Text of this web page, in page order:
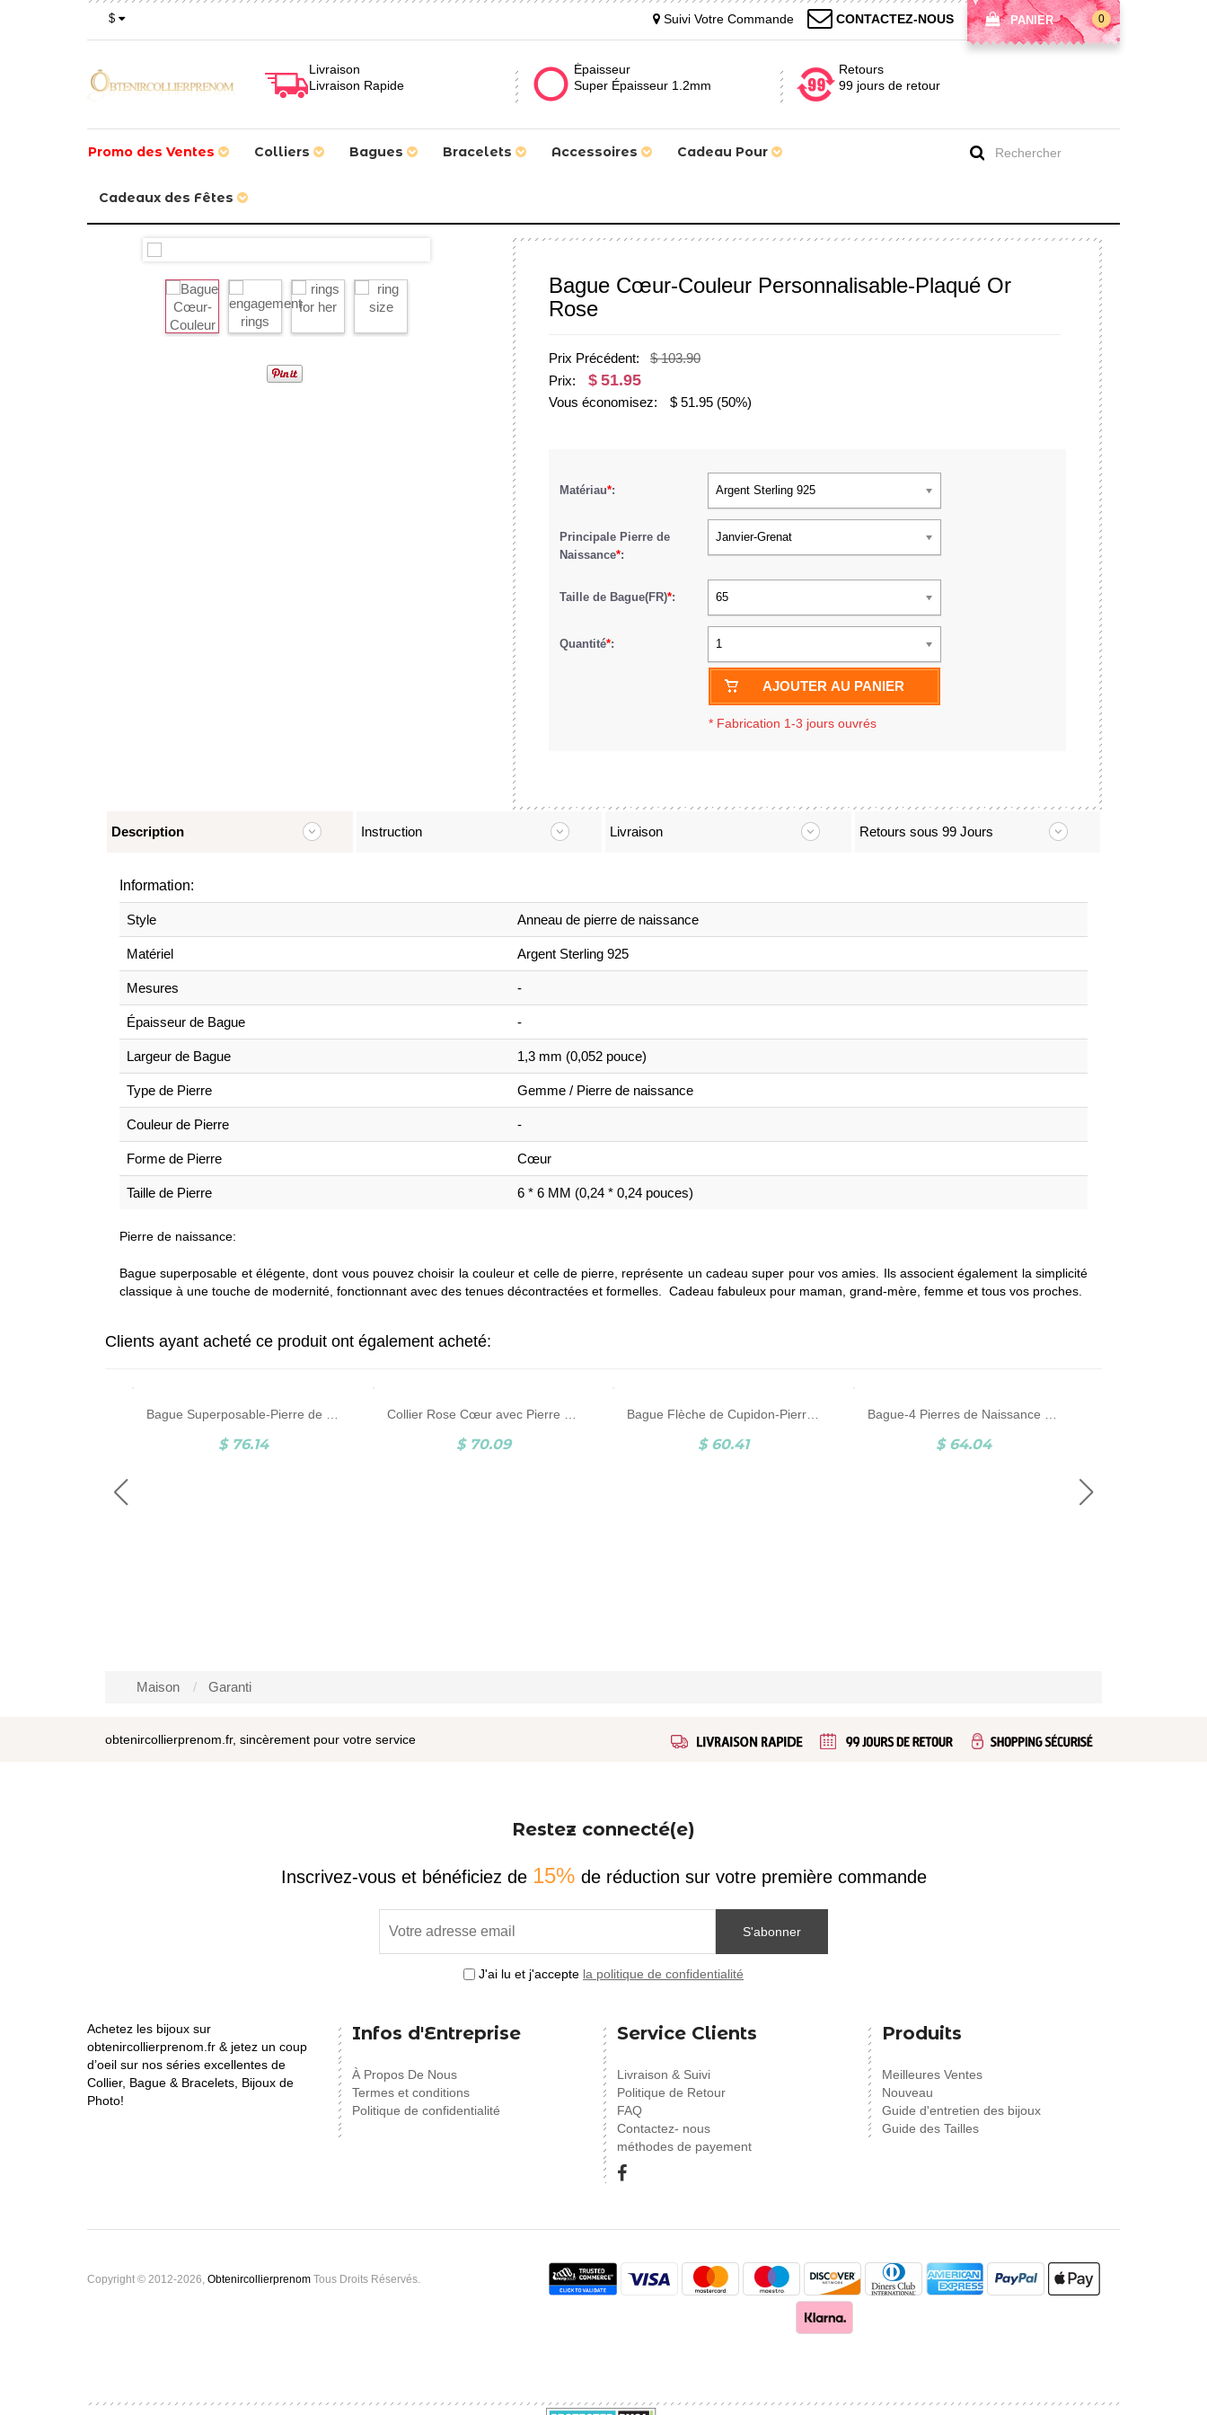
$ PANIER 0
CONTACTEZ-NOUS
Suivi Votre Commande
Livraison
Livraison Rapide
Épaisseur
Super Épaisseur 1.2mm
Retours
99 jours de retour
Promo des Ventes Colliers Bagues Bracelets Accessoires Cadeau Pour
Cadeaux des Fêtes
Bague Cœur-Couleur Personnalisable-Plaqué Or
Rose
Prix Précédent:
$ 103.90
Prix:
$ 51.95
Vous économisez: $ 51.95 (50%)
Matériau*: Argent Sterling 925
Principale Pierre de
Naissance*:
Janvier-Grenat
Taille de Bague(FR)*: 65
Quantité*: 1
AJOUTER AU PANIER
* Fabrication 1-3 jours ouvrés
Description Instruction Livraison Retours sous 99 Jours
Information:
Style Anneau de pierre de naissance
Matériel Argent Sterling 925
Mesures -
Épaisseur de Bague -
Largeur de Bague 1,3 mm (0,052 pouce)
Type de Pierre Gemme / Pierre de naissance
Couleur de Pierre -
Forme de Pierre Cœur
Taille de Pierre 6 * 6 MM (0,24 * 0,24 pouces)
Pierre de naissance:
Bague superposable et élégente, dont vous pouvez choisir la couleur et celle de pierre, représente un cadeau super pour vos amies. Ils associent également la simplicité
classique à une touche de modernité, fonctionnant avec des tenues décontractées et formelles. Cadeau fabuleux pour maman, grand-mère, femme et tous vos proches.
Clients ayant acheté ce produit ont également acheté:
$ 76.14 $ 70.09 $ 60.41 $ 64.04
Maison Garanti
obtenircollierprenom.fr, sincèrement pour votre service
Restez connecté(e)
Inscrivez-vous et bénéficiez de 15% de réduction sur votre première commande
S'abonner
J'ai lu et j'accepte la politique de confidentialité
Achetez les bijoux sur
obtenircollierprenom.fr & jetez un coup
d’oeil sur nos séries excellentes de
Collier, Bague & Bracelets, Bijoux de
Photo!
Infos d'Entreprise
À Propos De Nous
Termes et conditions
Politique de confidentialité
Service Clients
Livraison & Suivi
Politique de Retour
FAQ
Contactez- nous
méthodes de payement
Produits
Meilleures Ventes
Nouveau
Guide d'entretien des bijoux
Guide des Tailles
Copyright © 2012-2026, Obtenircollierprenom Tous Droits Réservés.